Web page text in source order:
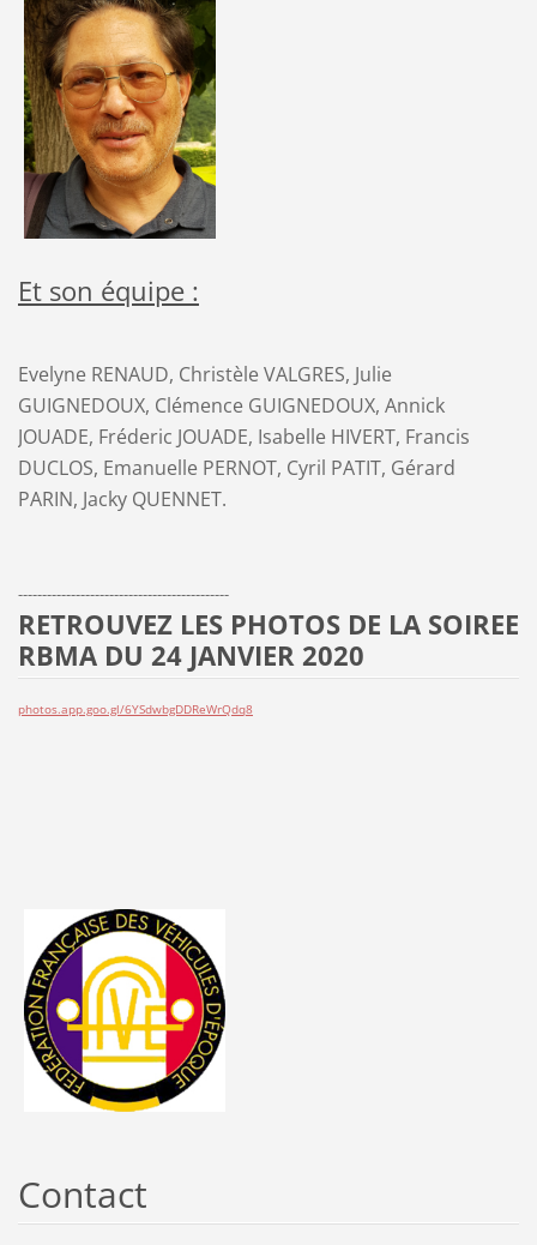
Et son équipe :
Evelyne RENAUD, Christèle VALGRES, Julie
GUIGNEDOUX, Clémence GUIGNEDOUX, Annick
JOUADE, Fréderic JOUADE, Isabelle HIVERT, Francis
DUCLOS, Emanuelle PERNOT, Cyril PATIT, Gérard
PARIN, Jacky QUENNET.
--------------------------------------------
RETROUVEZ LES PHOTOS DE LA SOIREE
RBMA DU 24 JANVIER 2020
photos.app.goo.gl/6YSdwbgDDReWrQdq8
Contact